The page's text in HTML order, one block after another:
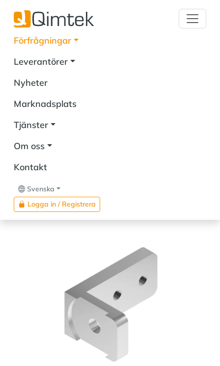
Förfrågningar
Leverantörer
Nyheter
Marknadsplats
Tjänster
Om oss
Kontakt
Svenska
Logga in / Registrera